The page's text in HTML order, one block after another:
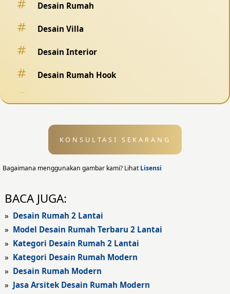
Desain Rumah
Desain Villa
Desain Interior
Desain Rumah Hook
Desain Eksterior
Desain Eksterior Rumah
Desain Rumah Modern
Fasad Rumah Modern
Fasad Kantor
KONSULTASI SEKARANG
Bagaimana menggunakan gambar kami? LihatLisensi
BACA JUGA:
» Desain Rumah 2 Lantai
» Model Desain Rumah Terbaru 2 Lantai
» Kategori Desain Rumah 2 Lantai
» Kategori Desain Rumah Modern
» Desain Rumah Modern
» Jasa Arsitek Desain Rumah Modern